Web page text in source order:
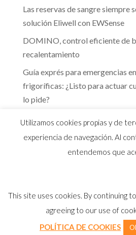
Las reservas de sangre siempre
solución Eliwell con EWSense
DOMINO, control eficiente de
recalentamiento
Guía exprés para emergencias
frigoríficas: ¿Listo para actuar
lo pide?
© 2026 Distribuidor oficial
Portugal |Aviso LegalI
Política Calidad
I
Utilizamos cookies propias y de
experiencia de navegación. Al
entendemos que
This site uses cookies. By continuing
agreeing to our use of
POLÍTICA DE COOKIES